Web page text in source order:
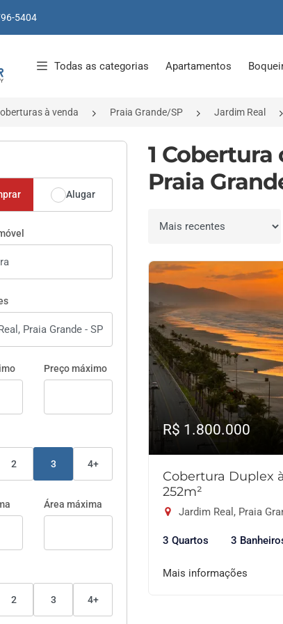
5404
Todas as categorias Apartamentos
à venda Praia Grande/SP Jardim Real
Alugar
Preço máximo
2 3 4+
Área máxima
2 3 4+
1
Praia
Ordenar por
R$ 1.800.000
Cobertura Duplex
252m²
Jardim Real, Praia
3 Quartos 3
Mais informações